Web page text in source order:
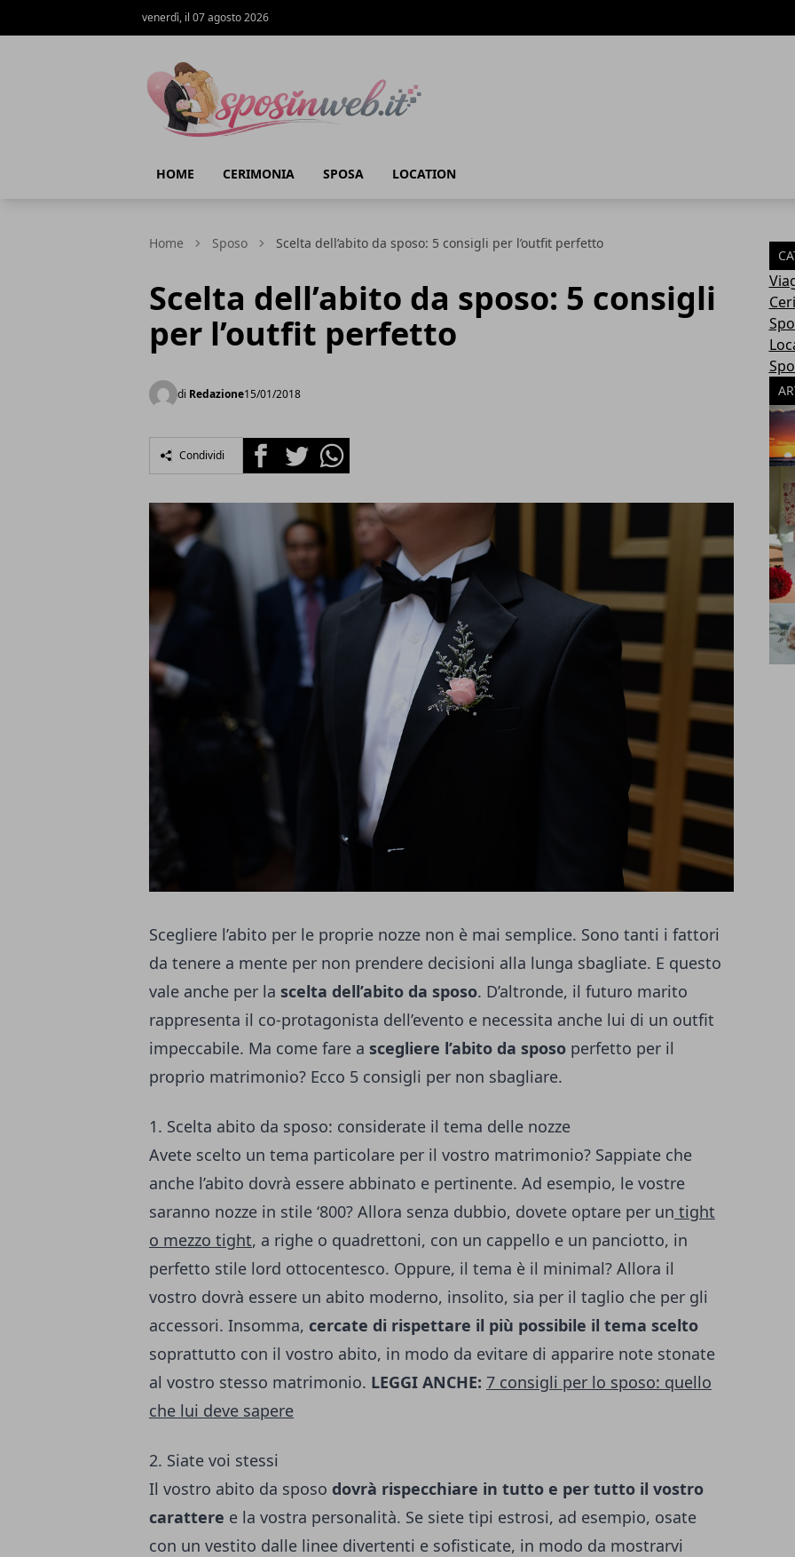
venerdì, il 07 agosto 2026
HOME CERIMONIA SPOSA LOCATION
Home Sposo Scelta dell’abito da sposo: 5 consigli per l’outfit perfetto
Scelta dell’abito da sposo: 5 consigli
per l’outfit perfetto
di Redazione15/01/2018
Condividi FacebookTwitterWhatsapp
Scegliere l’abito per le proprie nozze non è mai semplice. Sono tanti i fattori
da tenere a mente per non prendere decisioni alla lunga sbagliate. E questo
vale anche per la scelta dell’abito da sposo. D’altronde, il futuro marito
rappresenta il co-protagonista dell’evento e necessita anche lui di un outfit
impeccabile. Ma come fare a scegliere l’abito da sposo perfetto per il
proprio matrimonio? Ecco 5 consigli per non sbagliare.
1. Scelta abito da sposo: considerate il tema delle nozze
Avete scelto un tema particolare per il vostro matrimonio? Sappiate che
anche l’abito dovrà essere abbinato e pertinente. Ad esempio, le vostre
saranno nozze in stile ‘800? Allora senza dubbio, dovete optare per un tight
o mezzo tight, a righe o quadrettoni, con un cappello e un panciotto, in
perfetto stile lord ottocentesco. Oppure, il tema è il minimal? Allora il
vostro dovrà essere un abito moderno, insolito, sia per il taglio che per gli
accessori. Insomma, cercate di rispettare il più possibile il tema scelto
soprattutto con il vostro abito, in modo da evitare di apparire note stonate
al vostro stesso matrimonio. LEGGI ANCHE: 7 consigli per lo sposo: quello
che lui deve sapere
2. Siate voi stessi
Il vostro abito da sposo dovrà rispecchiare in tutto e per tutto il vostro
carattere e la vostra personalità. Se siete tipi estrosi, ad esempio, osate
con un vestito dalle linee divertenti e sofisticate, in modo da mostrarvi